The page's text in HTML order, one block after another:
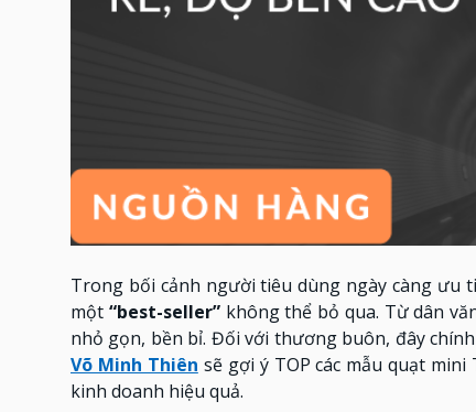
Trong bối cảnh người tiêu dùng ngày càng ưu
một “best-seller”không thể bỏ qua. Từ dân
nhỏ gọn, bền bỉ. Đối với thương buôn, đây
Võ Minh Thiên sẽ gợi ý TOP các mẫu quạt
kinh doanh hiệu quả.